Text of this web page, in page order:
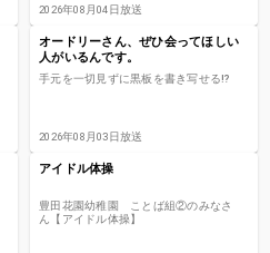
2026年08月04日放送
オードリーさん、ぜひ会ってほしい
人がいるんです。
手元を一切見ずに黒板を書き写せる⁉
2026年08月03日放送
アイドル体操
豊田花園幼稚園 ことば組②のみなさ
ん【アイドル体操】